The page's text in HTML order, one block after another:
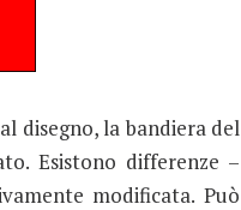
disegno, la bandiera del
Esistono differenze –
modificata. Può